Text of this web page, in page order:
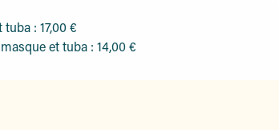
: 17,00 €
et tuba : 14,00 €